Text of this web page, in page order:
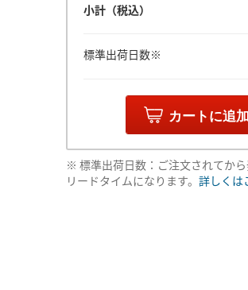
小計（税込）
標準出荷日数※
カートに追加
※ 標準出荷日数：ご注文されてか
リードタイムになります。 詳しくは